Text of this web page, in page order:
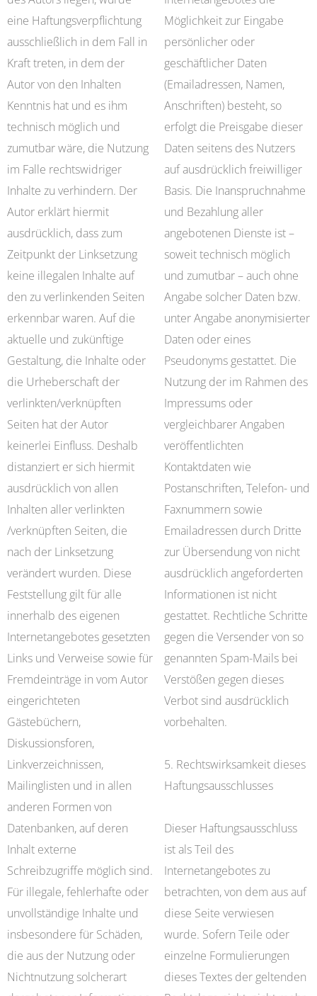
eine Haftungsverpflichtung
ausschließlich in dem Fall in
Kraft treten, in dem der
Autor von den Inhalten
Kenntnis hat und es ihm
technisch möglich und
zumutbar wäre, die Nutzung
im Falle rechtswidriger
Inhalte zu verhindern. Der
Autor erklärt hiermit
ausdrücklich, dass zum
Zeitpunkt der Linksetzung
keine illegalen Inhalte auf
den zu verlinkenden Seiten
erkennbar waren. Auf die
aktuelle und zukünftige
Gestaltung, die Inhalte oder
die Urheberschaft der
verlinkten/verknüpften
Seiten hat der Autor
keinerlei Einfluss. Deshalb
distanziert er sich hiermit
ausdrücklich von allen
Inhalten aller verlinkten
/verknüpften Seiten, die
nach der Linksetzung
verändert wurden. Diese
Feststellung gilt für alle
innerhalb des eigenen
Internetangebotes gesetzten
Links und Verweise sowie für
Fremdeinträge in vom Autor
eingerichteten
Gästebüchern,
Diskussionsforen,
Linkverzeichnissen,
Mailinglisten und in allen
anderen Formen von
Datenbanken, auf deren
Inhalt externe
Schreibzugriffe möglich sind.
Für illegale, fehlerhafte oder
unvollständige Inhalte und
insbesondere für Schäden,
die aus der Nutzung oder
Nichtnutzung solcherart
Möglichkeit zur Eingabe
persönlicher oder
geschäftlicher Daten
(Emailadressen, Namen,
Anschriften) besteht, so
erfolgt die Preisgabe dieser
Daten seitens des Nutzers
auf ausdrücklich freiwilliger
Basis. Die Inanspruchnahme
und Bezahlung aller
angebotenen Dienste ist –
soweit technisch möglich
und zumutbar – auch ohne
Angabe solcher Daten bzw.
unter Angabe anonymisierter
Daten oder eines
Pseudonyms gestattet. Die
Nutzung der im Rahmen des
Impressums oder
vergleichbarer Angaben
veröffentlichten
Kontaktdaten wie
Postanschriften, Telefon- und
Faxnummern sowie
Emailadressen durch Dritte
zur Übersendung von nicht
ausdrücklich angeforderten
Informationen ist nicht
gestattet. Rechtliche Schritte
gegen die Versender von so
genannten Spam-Mails bei
Verstößen gegen dieses
Verbot sind ausdrücklich
vorbehalten.
5. Rechtswirksamkeit dieses
Haftungsausschlusses
Dieser Haftungsausschluss
ist als Teil des
Internetangebotes zu
betrachten, von dem aus auf
diese Seite verwiesen
wurde. Sofern Teile oder
einzelne Formulierungen
dieses Textes der geltenden